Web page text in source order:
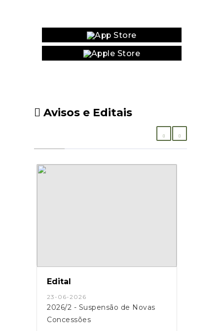
Avisos e Editais
Edital
23-06-2026
2026/2 - Suspensão de Novas
Concessões